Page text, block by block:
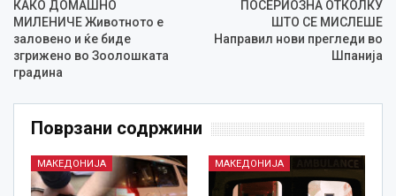
КАКО ДОМАШНО
МИЛЕНИЧЕ Животното е
заловено и ќе биде
згрижено во Зоолошката
градина
ПОСЕРИОЗНА ОТКОЛКУ
ШТО СЕ МИСЛЕШЕ
Направил нови прегледи во
Шпанија
Поврзани содржини
МАКЕДОНИЈА МАКЕДОНИЈА